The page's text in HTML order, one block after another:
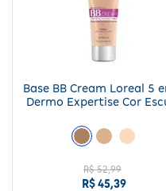
Base BB Cream Loreal 5
Dermo Expertise Cor
R$ 52,99
R$45,39